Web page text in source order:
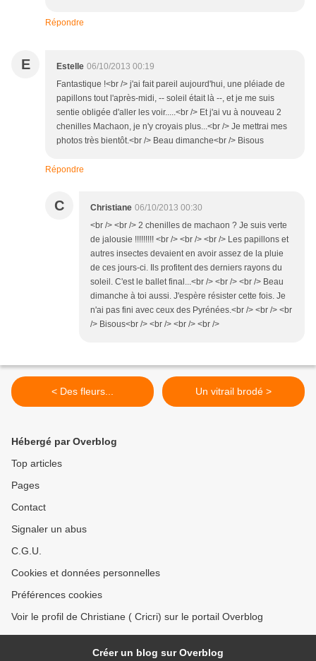
Répondre
E Estelle 06/10/2013 00:19
Fantastique !<br /> j'ai fait pareil aujourd'hui, une pléiade de
papillons tout l'après-midi, -- soleil était là --, et je me suis
sentie obligée d'aller les voir.....<br /> Et j'ai vu à nouveau 2
chenilles Machaon, je n'y croyais plus...<br /> Je mettrai mes
photos très bientôt.<br /> Beau dimanche<br /> Bisous
Répondre
C Christiane 06/10/2013 00:30
<br /> <br /> 2 chenilles de machaon ? Je suis verte
de jalousie !!!!!!!!! <br /> <br /> <br /> Les papillons et
autres insectes devaient en avoir assez de la pluie
de ces jours-ci. Ils profitent des derniers rayons du
soleil. C'est le ballet final...<br /> <br /> <br /> Beau
dimanche à toi aussi. J'espère résister cette fois. Je
n'ai pas fini avec ceux des Pyrénées.<br /> <br /> <br
/> Bisous<br /> <br /> <br /> <br />
< Des fleurs... Un vitrail brodé >
Hébergé par Overblog
Top articles
Pages
Contact
Signaler un abus
C.G.U.
Cookies et données personnelles
Préférences cookies
Voir le profil de Christiane ( Cricri) sur le portail Overblog
Créer un blog sur Overblog